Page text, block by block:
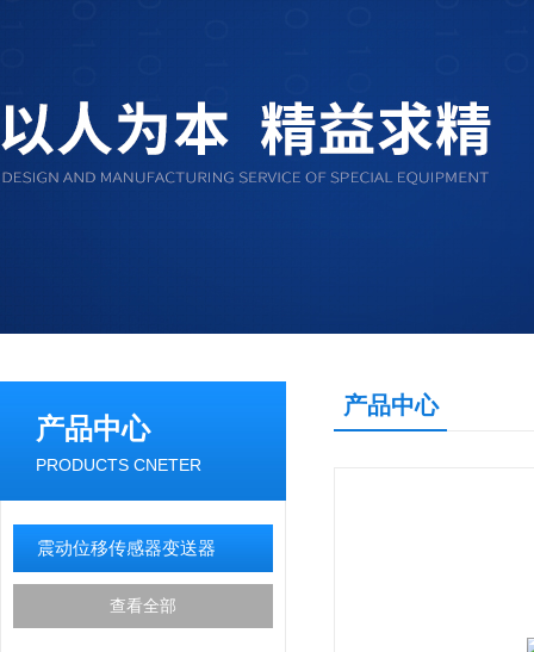
产品中心
PRODUCTS CNETER
震动位移传感器变送器
查看全部
产品中心